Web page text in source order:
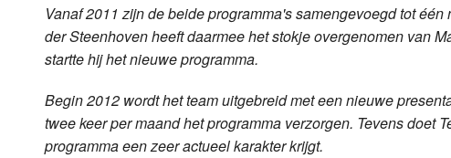
Vanaf 2011 zijn de beide programma's samengevoegd tot
der Steenhoven heeft daarmee het stokje overgenomen van
startte hij het nieuwe programma.
Begin 2012 wordt het team uitgebreid met een nieuwe
twee keer per maand het programma verzorgen. Tevens doet
programma een zeer actueel karakter krijgt.